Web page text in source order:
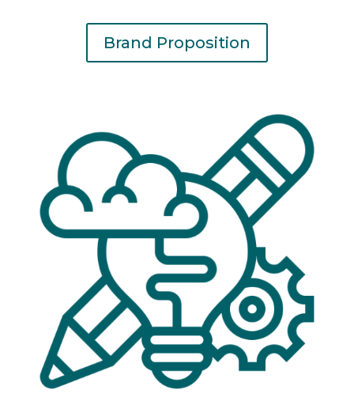
Brand Proposition